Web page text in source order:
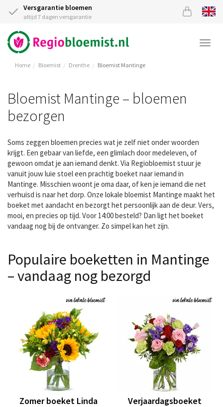
Versgarantie bloemen
altijd 7 dagen versgarantie
Home Bloemist Drenthe Bloemist Mantinge
Bloemist Mantinge – bloemen
bezorgen
Soms zeggen bloemen precies wat je zelf niet onder woorden
krijgt. Een gebaar van liefde, een glimlach door medeleven, of
gewoon omdat je aan iemand denkt. Via Regiobloemist stuur je
vanuit jouw luie stoel een prachtig boeket naar iemand in
Mantinge. Misschien woont je oma daar, of ken je iemand die net
verhuisd is naar het dorp. Onze lokale bloemist Mantinge maakt het
boeket met aandacht en bezorgt het persoonlijk aan de deur. Vers,
mooi, en precies op tijd. Voor 14:00 besteld? Dan ligt het boeket
vandaag nog bij de ontvanger. Zo simpel kan het zijn.
Populaire boeketten in Mantinge
– vandaag nog bezorgd
Zomer boeket Linda Verjaardagsboeket